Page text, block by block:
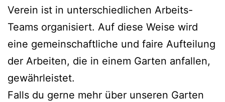
Verein ist in unterschiedlichen Arbeits-
Teams organisiert. Auf diese Weise wird
eine gemeinschaftliche und faire Aufteilung
der Arbeiten, die in einem Garten anfallen,
gewährleistet.
Falls du gerne mehr über unseren Garten